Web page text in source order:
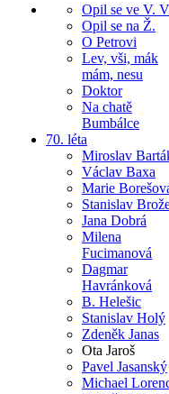
Opil se ve V.
Opil se na Ž.
O Petrovi
Lev, vši, mák
mám, nesu
Doktor
Na chatě
Bumbálce
70. léta
Miroslav
Václav Baxa
Marie
Stanislav
Jana Dobrá
Milena
Fucimanová
Dagmar
Havránková
B. Helešic
Stanislav Holý
Zdeněk Janas
Ota Jaroš
Pavel Jasanský
Michael